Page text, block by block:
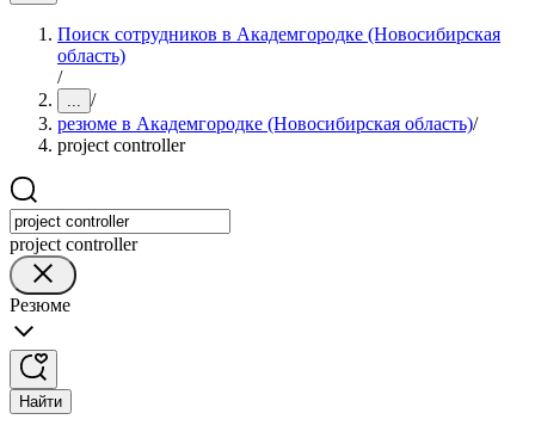
Поиск сотрудников в Академгородке (Новосибирская
область)
/
... /
резюме в Академгородке (Новосибирская область)/
project controller
project controller
Резюме
Найти